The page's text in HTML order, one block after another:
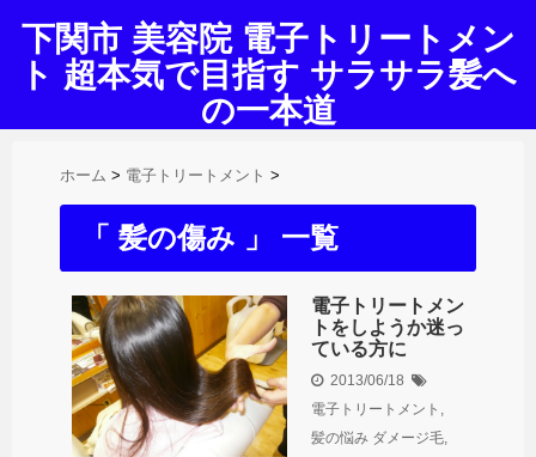
下関市 美容院 電子トリートメン
ト 超本気で目指す サラサラ髪へ
の一本道
ホーム > 電子トリートメント >
「 髪の傷み 」 一覧
電子トリートメン
トをしようか迷っ
ている方に
2013/06/18
電子トリートメント ,
髪の悩み ダメージ毛,